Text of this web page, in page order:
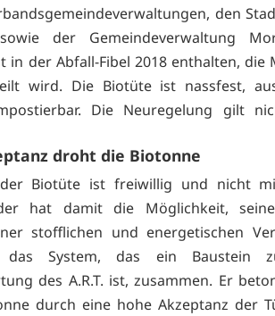
den
der Gemeindeverwaltung
in der Abfall-Fibel 2018 enthalten, die
wird. Die Biotüte ist nassfest,
Die Neuregelung gilt
droht die Biotonne
Biotüte ist freiwillig und nicht
hat damit die Möglichkeit,
stofflichen und energetischen
das System, das ein Baustein
des A.R.T. ist, zusammen. Er
durch eine hohe Akzeptanz der